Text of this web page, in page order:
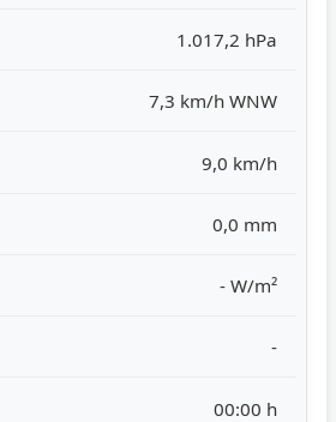
1.017,2 hPa
7,3 km/h WNW
9,0 km/h
0,0 mm
- W/m²
-
00:00 h